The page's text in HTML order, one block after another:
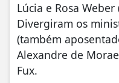
Lúcia e Rosa
Divergiram os
(também
Alexandre de
Fux.